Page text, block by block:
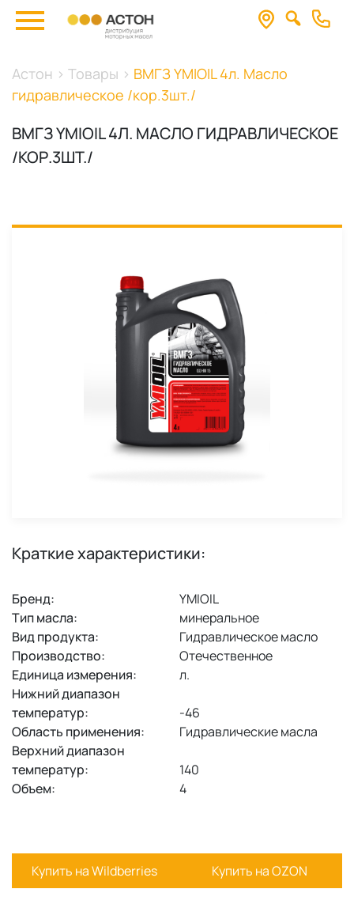
Астон > Товары > ВМГЗ YMIOIL 4л. Масло
гидравлическое /кор.3шт./
ВМГЗ YMIOIL 4Л. МАСЛО ГИДРАВЛИЧЕСКОЕ
/КОР.3ШТ./
Краткие характеристики:
Бренд:
YMIOIL
Тип масла:
минеральное
Вид продукта:
Гидравлическое масло
Производство:
Отечественное
Единица измерения:
л.
Нижний диапазон
температур:
-46
Область применения:
Гидравлические масла
Верхний диапазон
температур:
140
Объем:
4
Купить на Wildberries Купить на OZON